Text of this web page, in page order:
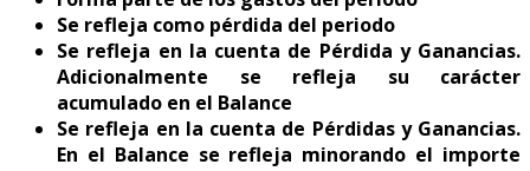
Se refleja como pérdida del periodo
Se refleja en la cuenta de Pérdida y Ganancias.
Adicionalmente se refleja su carácter
acumulado en el Balance
Se refleja en la cuenta de Pérdidas y Ganancias.
En el Balance se refleja minorando el importe